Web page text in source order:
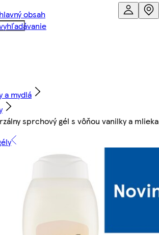
obsah
a mydlá
sprchový gél s vôňou vanilky a